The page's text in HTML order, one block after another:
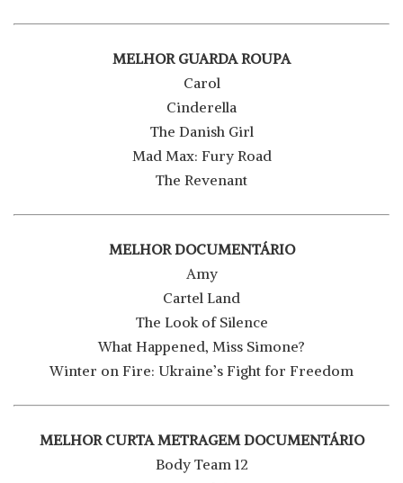
MELHOR GUARDA ROUPA
Carol
Cinderella
The Danish Girl
Mad Max: Fury Road
The Revenant
MELHOR DOCUMENTÁRIO
Amy
Cartel Land
The Look of Silence
What Happened, Miss Simone?
Winter on Fire: Ukraine’s Fight for Freedom
MELHOR CURTA METRAGEM DOCUMENTÁRIO
Body Team 12